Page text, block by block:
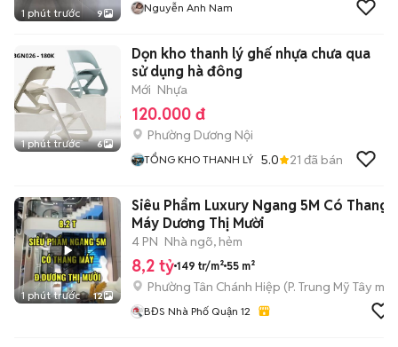
1 phút trước 9 Nguyễn Anh Nam
1 phút trước 6
Dọn kho thanh lý ghế nhựa chưa qua
sử dụng hà đông
Mới Nhựa
120.000 đ
Phường Dương Nội
TỔNG KHO THANH LÝ 5.0 21 đã bán
1 phút trước 12
Siêu Phẩm Luxury Ngang 5M Có Thang
Máy Dương Thị Mười
4 PN Nhà ngõ, hẻm
8,2 tỷ 149 tr/m² 55 m²
Phường Tân Chánh Hiệp (P. Trung Mỹ Tây mới)
BĐS Nhà Phố Quận 12